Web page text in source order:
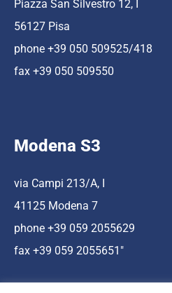
Piazza San Silvestro 12, I
56127 Pisa
phone +39 050 509525/418
fax +39 050 509550
Modena S3
via Campi 213/A, I
41125 Modena 7
phone +39 059 2055629
fax +39 059 2055651″